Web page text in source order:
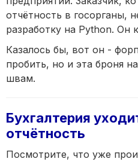
отчётность в госорганы,
разработку на Python. Он
Казалось бы, вот он -
пробить, но и эта броня
швам.
Бухгалтерия
отчётность
Посмотрите, что уже